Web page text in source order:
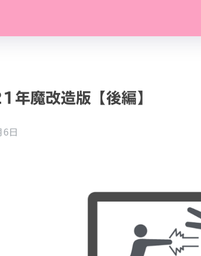
魔改造版【後編】
日